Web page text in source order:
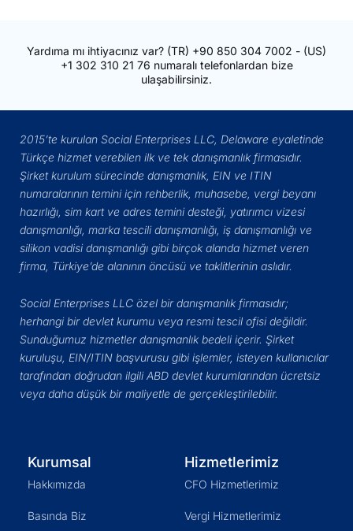
Yardıma mı ihtiyacınız var? (TR) +90 850 304 7002 - (US)
+1 302 310 21 76 numaralı telefonlardan bize
ulaşabilirsiniz.
2015’te kurulan Social Enterprises LLC, Delaware eyaletinde
Türkçe hizmet verebilen ilk ve tek danışmanlık firmasıdır.
Şirket kurulum sürecinde danışmanlık, EIN ve ITIN
numaralarının temini için rehberlik, muhasebe, vergi beyanı
hazırlığı, sim kart ve adres temini desteği, yatırımcı vizesi
danışmanlığı, marka tescili danışmanlığı, iş danışmanlığı ve
silikon vadisi danışmanlığı gibi birçok alanda hizmet veren
firma, Türkiye’de alanının öncüsü ve taklitlerinin aslıdır.
Social Enterprises LLC özel bir danışmanlık firmasıdır;
herhangi bir devlet kurumu veya resmi tescil ofisi değildir.
Sunduğumuz hizmetler danışmanlık bedeli içerir. Şirket
kuruluşu, EIN/ITIN başvurusu gibi işlemler, isteyen kullanıcılar
tarafından doğrudan ilgili ABD devlet kurumlarından ücretsiz
veya daha düşük bir maliyetle de gerçekleştirilebilir.
Kurumsal
Hakkımızda
Basında Biz
Hizmetlerimiz
CFO Hizmetlerimiz
Vergi Hizmetlerimiz